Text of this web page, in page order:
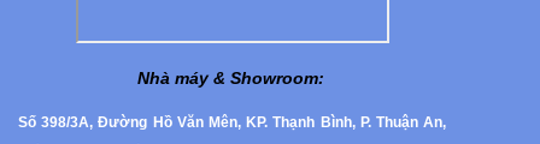
Nhà máy & Showroom:
Số 398/3A, Đường Hồ Văn Mên, KP. Thạnh Bình, P. Thuận An,